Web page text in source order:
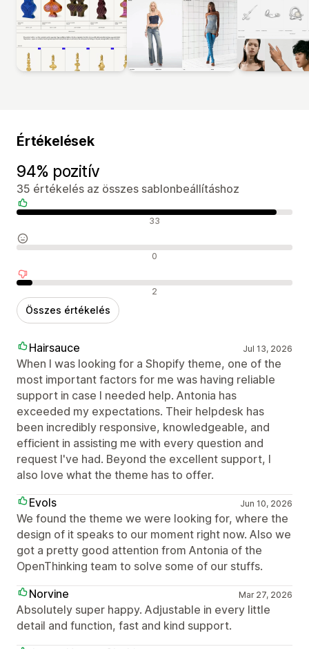
Értékelések
94% pozitív
35 értékelés az összes sablonbeállításhoz
Pozitív értékelések 33
Semleges értékelések 0
Negatív értékelések 2
Összes értékelés
Hairsauce Jul 13, 2026
When I was looking for a Shopify theme, one of the
most important factors for me was having reliable
support in case I needed help. Antonia has
exceeded my expectations. Their helpdesk has
been incredibly responsive, knowledgeable, and
efficient in assisting me with every question and
request I've had. Beyond the excellent support, I
also love what the theme has to offer.
Evols
Jun 10, 2026
We found the theme we were looking for, where the
design of it speaks to our moment right now. Also we
got a pretty good attention from Antonia of the
OpenThinking team to solve some of our stuffs.
Norvine
Mar 27, 2026
Absolutely super happy. Adjustable in every little
detail and function, fast and kind support.